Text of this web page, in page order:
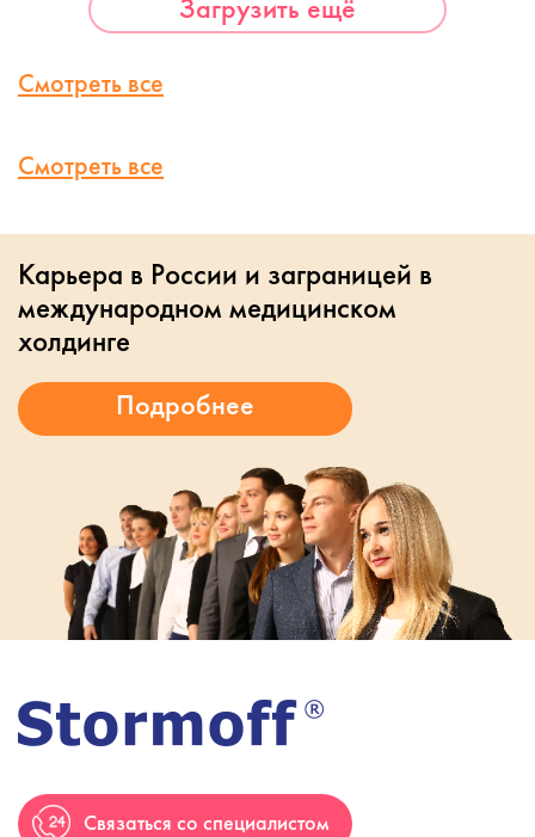
Загрузить ещё
Смотреть все
Смотреть все
Карьера в России и заграницей в
международном медицинском
холдинге
Связаться со специалистом